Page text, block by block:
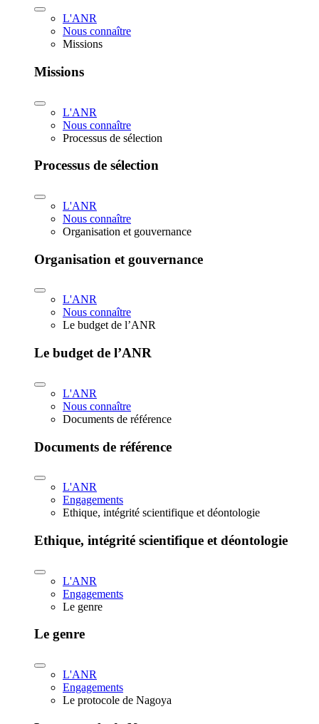
L'ANR
Nous connaître
Missions
Missions
L'ANR
Nous connaître
Processus de sélection
Processus de sélection
L'ANR
Nous connaître
Organisation et gouvernance
Organisation et gouvernance
L'ANR
Nous connaître
Le budget de l’ANR
Le budget de l’ANR
L'ANR
Nous connaître
Documents de référence
Documents de référence
L'ANR
Engagements
Ethique, intégrité scientifique et déontologie
Ethique, intégrité scientifique et déontologie
L'ANR
Engagements
Le genre
Le genre
L'ANR
Engagements
Le protocole de Nagoya